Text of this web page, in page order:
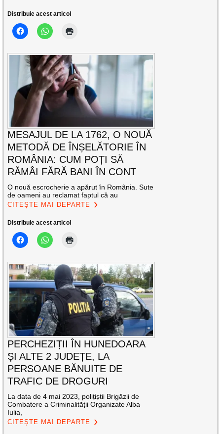
Distribuie acest articol
MESAJUL DE LA 1762, O NOUĂ
METODĂ DE ÎNȘELĂTORIE ÎN
ROMÂNIA: CUM POȚI SĂ
RĂMÂI FĂRĂ BANI ÎN CONT
O nouă escrocherie a apărut în România. Sute
de oameni au reclamat faptul că au
CITEȘTE MAI DEPARTE
Distribuie acest articol
PERCHEZIȚII ÎN HUNEDOARA
ȘI ALTE 2 JUDEȚE, LA
PERSOANE BĂNUITE DE
TRAFIC DE DROGURI
La data de 4 mai 2023, polițiștii Brigăzii de
Combatere a Criminalității Organizate Alba
Iulia,
CITEȘTE MAI DEPARTE